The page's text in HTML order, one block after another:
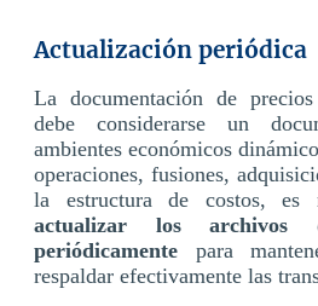
Actualización periódica
La documentación de
debe considerarse un
ambientes económicos
operaciones, fusiones,
la estructura de costos, es
actualizar los archivos
periódicamente para
respaldar efectivamente las